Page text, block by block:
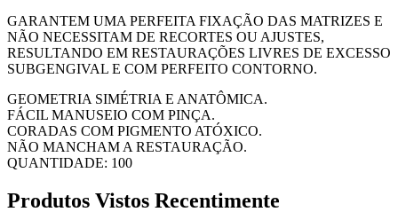
GARANTEM UMA PERFEITA FIXAÇÃO DAS MATRIZES E
NÃO NECESSITAM DE RECORTES OU AJUSTES,
RESULTANDO EM RESTAURAÇÕES LIVRES DE EXCESSO
SUBGENGIVAL E COM PERFEITO CONTORNO.
GEOMETRIA SIMÉTRIA E ANATÔMICA.
FÁCIL MANUSEIO COM PINÇA.
CORADAS COM PIGMENTO ATÓXICO.
NÃO MANCHAM A RESTAURAÇÃO.
QUANTIDADE: 100
Produtos Vistos Recentimente